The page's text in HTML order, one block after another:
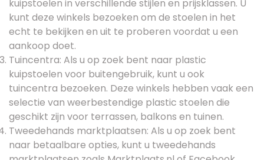
kuipstoelen in verschillende stijlen en prijsklassen. U
kunt deze winkels bezoeken om de stoelen in het
echt te bekijken en uit te proberen voordat u een
aankoop doet.
Tuincentra: Als u op zoek bent naar plastic
kuipstoelen voor buitengebruik, kunt u ook
tuincentra bezoeken. Deze winkels hebben vaak een
selectie van weerbestendige plastic stoelen die
geschikt zijn voor terrassen, balkons en tuinen.
Tweedehands marktplaatsen: Als u op zoek bent
naar betaalbare opties, kunt u tweedehands